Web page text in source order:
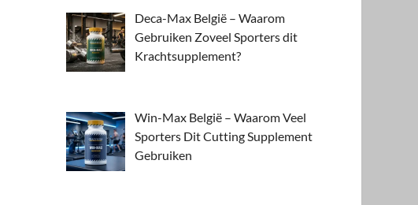
Deca-Max België – Waarom
Gebruiken Zoveel Sporters dit
Krachtsupplement?
Win-Max België – Waarom Veel
Sporters Dit Cutting Supplement
Gebruiken